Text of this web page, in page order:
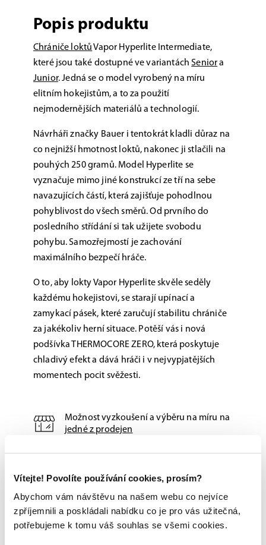
Vítejte! Povolíte používání cookies, prosím?
Abychom vám návštěvu na našem webu co nejvíce
zpříjemnili a poskládali nabídku co je pro vás užitečná,
potřebujeme k tomu váš souhlas se všemi cookies.
Popis produktu
Chrániče loktůVapor Hyperlite Intermediate,
které jsou také dostupné ve variantáchSeniora
Junior. Jedná se o model vyrobený na míru
elitním hokejistům, a to za použití
nejmodernějších materiálů a technologií.
Návrháři značky Bauer i tentokrát kladli důraz na
co nejnižší hmotnost loktů, nakonec ji stlačili na
pouhých 250 gramů. Model Hyperlite se
vyznačuje mimo jiné konstrukcí ze tří na sebe
navazujících částí, která zajišťuje pohodlnou
pohyblivost do všech směrů. Od prvního do
posledního střídání si tak užijete svobodu
pohybu. Samozřejmostí je zachování
maximálního bezpečí hráče.
O to, aby lokty Vapor Hyperlite skvěle seděly
každému hokejistovi, se starají upínací a
zamykací pásek, které zaručují stabilitu chrániče
za jakékoliv herní situace. Potěší vás i nová
podšívka THERMOCORE ZERO, která poskytuje
chladivý efekt a dává hráči i v nejvypjatějších
momentech pocit svěžesti.
Možnost vyzkoušení a výběru na míru na
jedné z prodejen